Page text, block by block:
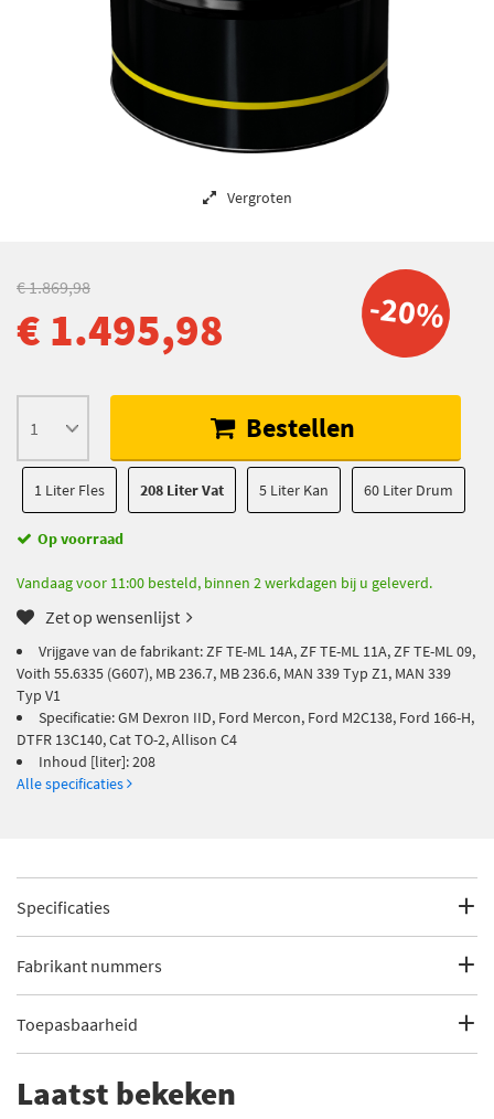
Vergroten
-20%
€ 1.869,98
€ 1.495,98
Bestellen
1 Liter Fles 208 Liter Vat 5 Liter Kan 60 Liter Drum
Op voorraad
Vandaag voor 11:00 besteld, binnen 2 werkdagen bij u geleverd.
Zet op wensenlijst
Vrijgave van de fabrikant: ZF TE-ML 14A, ZF TE-ML 11A, ZF TE-ML 09,
Voith 55.6335 (G607), MB 236.7, MB 236.6, MAN 339 Typ Z1, MAN 339
Typ V1
Specificatie: GM Dexron IID, Ford Mercon, Ford M2C138, Ford 166-H,
DTFR 13C140, Cat TO-2, Allison C4
Inhoud [liter]: 208
Alle specificaties
Specificaties
Fabrikantcode
11208
Categorie
Versnellingsbak olie
Bekijk meer
Kroon Oil Versnellingsbak olie
Fabrikant nummers
Allison C4
Cat TO-2
DTFR 13C140
Toepasbaarheid
Laatst bekeken